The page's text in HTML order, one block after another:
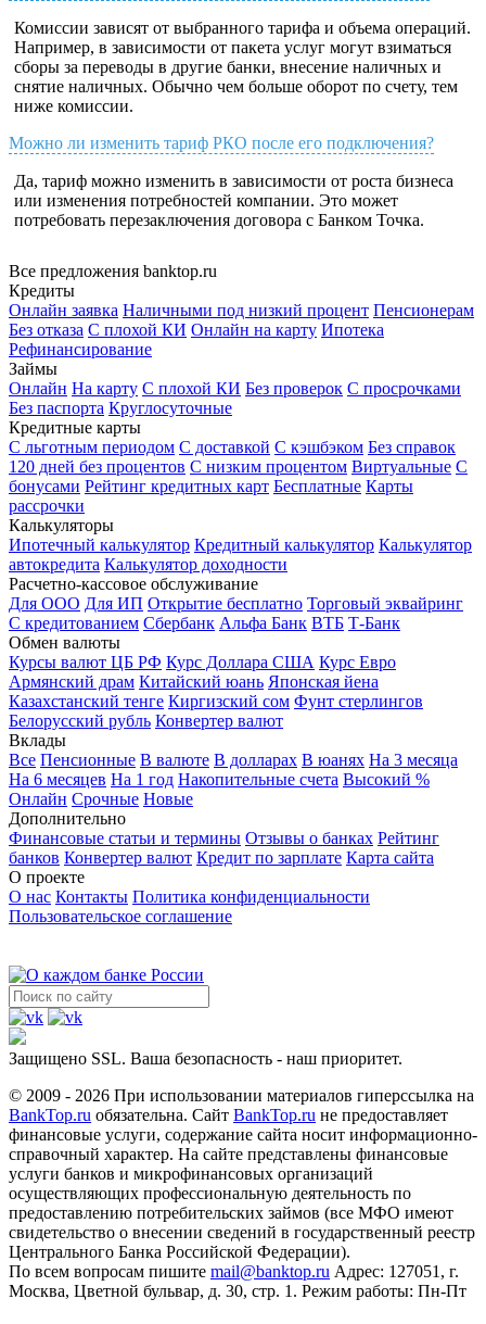
Комиссии зависят от выбранного тарифа и объема операций.
Например, в зависимости от пакета услуг могут взиматься
сборы за переводы в другие банки, внесение наличных и
снятие наличных. Обычно чем больше оборот по счету, тем
ниже комиссии.
Можно ли изменить тариф РКО после его подключения?
Да, тариф можно изменить в зависимости от роста бизнеса
или изменения потребностей компании. Это может
потребовать перезаключения договора с Банком Точка.
Все предложения banktop.ru
Кредиты
Онлайн заявка Наличными под низкий процент Пенсионерам
Без отказа С плохой КИ Онлайн на карту Ипотека
Рефинансирование
Займы
Онлайн На карту С плохой КИ Без проверок С просрочками
Без паспорта Круглосуточные
Кредитные карты
С льготным периодом С доставкой С кэшбэком Без справок
120 дней без процентов С низким процентом Виртуальные С
бонусами Рейтинг кредитных карт Бесплатные Карты
рассрочки
Калькуляторы
Ипотечный калькулятор Кредитный калькулятор Калькулятор
автокредита Калькулятор доходности
Расчетно-кассовое обслуживание
Для ООО Для ИП Открытие бесплатно Торговый эквайринг
С кредитованием Сбербанк Альфа Банк ВТБ Т-Банк
Обмен валюты
Курсы валют ЦБ РФ Курс Доллара США Курс Евро
Армянский драм Китайский юань Японская йена
Казахстанский тенге Киргизский сом Фунт стерлингов
Белорусский рубль Конвертер валют
Вклады
Все Пенсионные В валюте В долларах В юанях На 3 месяца
На 6 месяцев На 1 год Накопительные счета Высокий %
Онлайн Срочные Новые
Дополнительно
Финансовые статьи и термины Отзывы о банках Рейтинг
банков Конвертер валют Кредит по зарплате Карта сайта
О проекте
О нас Контакты Политика конфиденциальности
Пользовательское соглашение
Защищено SSL. Ваша безопасность - наш приоритет.
© 2009 - 2026 При использовании материалов гиперссылка на
BankTop.ru обязательна. Сайт BankTop.ru не предоставляет
финансовые услуги, содержание сайта носит информационно-
справочный характер. На сайте представлены финансовые
услуги банков и микрофинансовых организаций
осуществляющих профессиональную деятельность по
предоставлению потребительских займов (все МФО имеют
свидетельство о внесении сведений в государственный реестр
Центрального Банка Российской Федерации).
По всем вопросам пишите mail@banktop.ru Адрес: 127051, г.
Москва, Цветной бульвар, д. 30, стр. 1. Режим работы: Пн-Пт